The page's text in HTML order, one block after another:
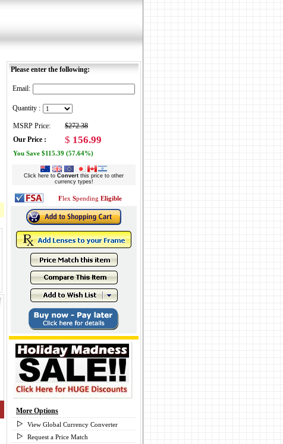
Please enter the following:
Email:
Quantity :
MSRP Price:
$272.38
Our Price :
$ 156.99
You Save $115.39 (57.64%)
Click here to Convert this price to other
currency types!
Flex Spending Eligible
More Options
View Global Currency Converter
Request a Price Match